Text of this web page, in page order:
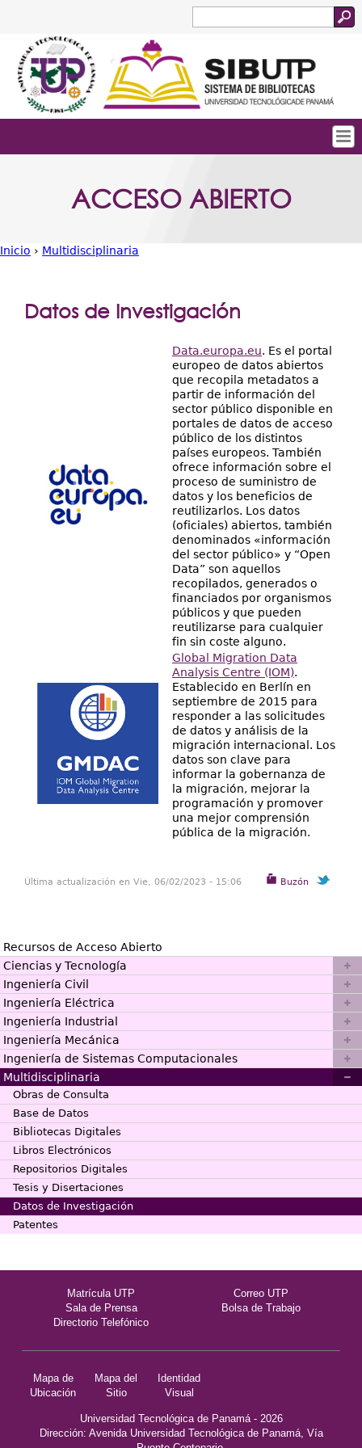
Jump to navigation
de
búsqueda
Quienes Somos
Biblioteca Digital
Directorio
Ayuda
ACCESO ABIERTO
está
Inicio › Multidisciplinaria
Datos de Investigación
Data.europa.eu. Es el portal
europeo de datos abiertos
que recopila metadatos a
partir de información del
sector público disponible en
portales de datos de acceso
público de los distintos
países europeos. También
ofrece información sobre el
proceso de suministro de
datos y los beneficios de
reutilizarlos. Los datos
(oficiales) abiertos, también
denominados «información
del sector público» y “Open
Data” son aquellos
recopilados, generados o
financiados por organismos
públicos y que pueden
reutilizarse para cualquier
fin sin coste alguno.
Global Migration Data
Analysis Centre (IOM).
Establecido en Berlín en
septiembre de 2015 para
responder a las solicitudes
de datos y análisis de la
migración internacional. Los
datos son clave para
informar la gobernanza de
la migración, mejorar la
programación y promover
una mejor comprensión
pública de la migración.
Buzón
Última actualización en Vie, 06/02/2023 - 15:06
Recursos de Acceso Abierto
Ciencias y Tecnología
Ingeniería Civil
Ingeniería Eléctrica
Ingeniería Industrial
Ingeniería Mecánica
Ingeniería de Sistemas Computacionales
Multidisciplinaria
Obras de Consulta
Base de Datos
Bibliotecas Digitales
Libros Electrónicos
Repositorios Digitales
Tesis y Disertaciones
Datos de Investigación
Patentes
Matrícula UTP
Correo UTP
Sala de Prensa
Bolsa de Trabajo
Directorio Telefónico
Mapa de
Ubicación
Mapa del
Sitio
Identidad
Visual
Universidad Tecnológica de Panamá - 2026
Dirección: Avenida Universidad Tecnológica de Panamá, Vía